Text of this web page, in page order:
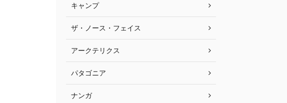
キャンプ
ザ・ノース・フェイス
アークテリクス
パタゴニア
ナンガ